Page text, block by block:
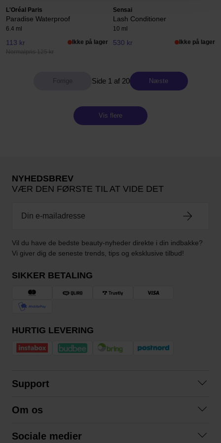
L'Oréal Paris
Paradise Waterproof
6.4 ml
113 kr
Normalpris 125 kr
Ikke på lager
Sensai
Lash Conditioner
10 ml
530 kr Ikke på lager
Side 1 af 20 Næste
Vis flere
NYHEDSBREV
VÆR DEN FØRSTE TIL AT VIDE DET
Vil du have de bedste beauty-nyheder direkte i din indbakke?
Vi giver dig de seneste trends, tips og eksklusive tilbud!
SIKKER BETALING
HURTIG LEVERING
Support
Betingelser
Om os
Sociale medier